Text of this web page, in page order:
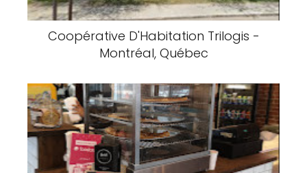
Upstairs Downstairs
Sainte-Anne-des-
Plaines Medical
Quebec